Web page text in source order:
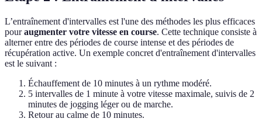
L’entraînement d'intervalles est l'une des méthodes les plus efficaces
pouraugmenter votre vitesse en course. Cette technique consiste à
alterner entre des périodes de course intense et des périodes de
récupération active. Un exemple concret d'entraînement d'intervalles
est le suivant :
Échauffement de 10 minutes à un rythme modéré.
5 intervalles de 1 minute à votre vitesse maximale, suivis de 2
minutes de jogging léger ou de marche.
Retour au calme de 10 minutes.